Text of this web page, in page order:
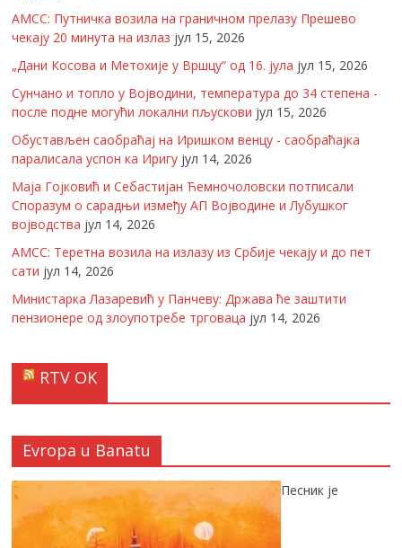
АМСС: Путничка возила на граничном прелазу Прешево
чекају 20 минута на излаз јул 15, 2026
„Дани Косова и Метохије у Вршцу“ од 16. јула јул 15, 2026
Сунчано и топло у Војводини, температура до 34 степена -
после подне могући локални пљускови јул 15, 2026
Обустављен саобраћај на Иришком венцу - саобраћајка
паралисала успон ка Иригу јул 14, 2026
Маја Гојковић и Себастијан Ћемночоловски потписали
Споразум о сарадњи између АП Војводине и Лубушког
војводства јул 14, 2026
АМСС: Теретна возила на излазу из Србије чекају и до пет
сати јул 14, 2026
Министарка Лазаревић у Панчеву: Држава ће заштити
пензионере од злоупотребе трговаца јул 14, 2026
RTV OK
Evropa u Banatu
Песник је